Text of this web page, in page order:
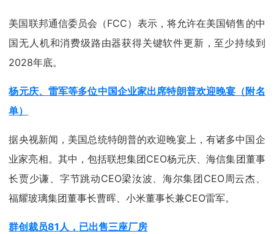
美国联邦通信委员会（FCC）表示，将允许在美国销售的中
国无人机和消费级路由器获得关键软件更新，至少持续到
2028年底。
杨元庆、雷军等多位中国企业家出席特朗普欢迎晚宴（附名
单）
据央视新闻，美国总统特朗普的欢迎晚宴上，有诸多中国企
业家亮相。其中，包括联想集团CEO杨元庆、海信集团董事
长贾少谦、字节跳动CEO梁汝波、海尔集团CEO周云杰、
福耀玻璃集团董事长曹晖、小米董事长兼CEO雷军。
群创裁员81人，已出售三座厂房